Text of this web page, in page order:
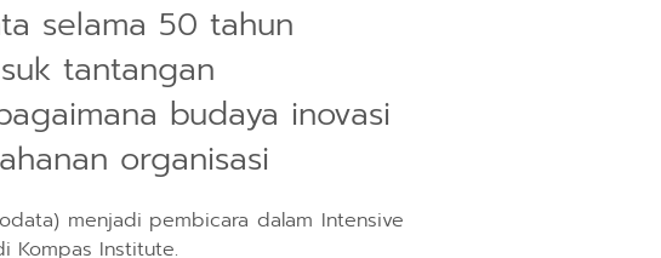
selama 50 tahun
tantangan
budaya inovasi
organisasi
menjadi pembicara dalam Intensive
Kompas Institute.